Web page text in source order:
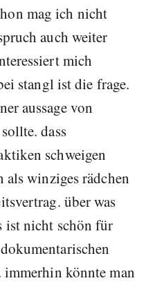
mag ich nicht
auch weiter
mich
stangl ist die frage.
aussage von
dass
schweigen
winziges rädchen
über was
ist nicht schön für
könnte man